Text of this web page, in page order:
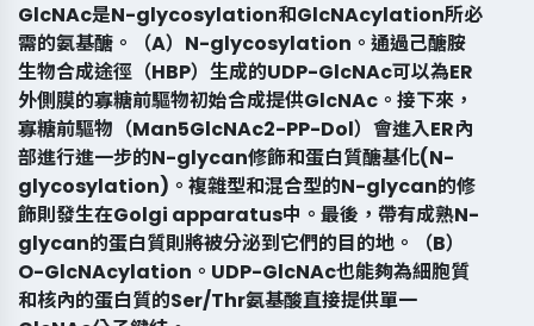
GlcNAc是N-glycosylation和GlcNAcylation所必
需的氨基醣。（A）N-glycosylation。通過己醣胺
生物合成途徑（HBP）生成的UDP-GlcNAc可以為ER
外側膜的寡糖前驅物初始合成提供GlcNAc。接下來，
寡糖前驅物（Man5GlcNAc2-PP-Dol）會進入ER內
部進行進一步的N-glycan修飾和蛋白質醣基化(N-
glycosylation)。複雜型和混合型的N-glycan的修
飾則發生在Golgi apparatus中。最後，帶有成熟N-
glycan的蛋白質則將被分泌到它們的目的地。（B）
O-GlcNAcylation。UDP-GlcNAc也能夠為細胞質
和核內的蛋白質的Ser/Thr氨基酸直接提供單一